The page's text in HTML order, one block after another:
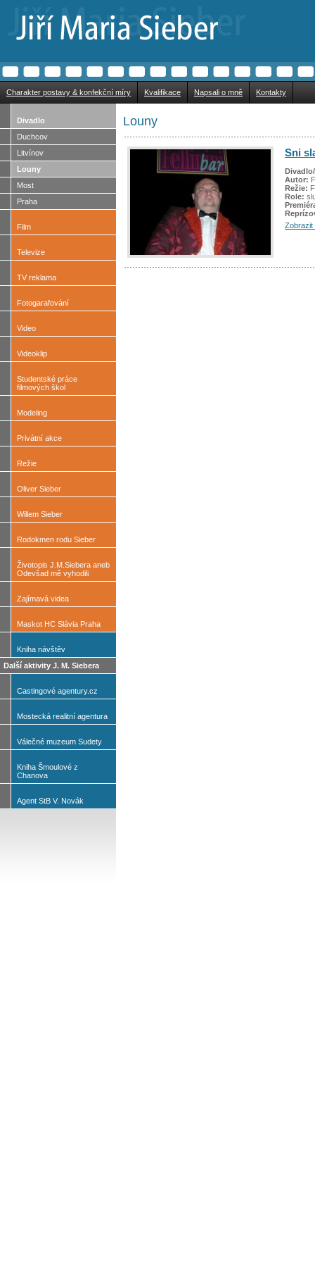
Charakter postavy & konfekční míry Kvalifikace Napsali o mně Kontakty
Divadlo
Duchcov
Litvínov
Louny
Most
Praha
Film
Televize
TV reklama
Fotogarafování
Video
Videoklip
Studentské práce
filmových škol
Modeling
Privátní akce
Režie
Oliver Sieber
Willem Sieber
Rodokmen rodu Sieber
Životopis J.M.Siebera aneb
Odevšad mě vyhodili
Zajímavá videa
Maskot HC Slávia Praha
Kniha návštěv
Další aktivity J. M. Siebera
Castingové agentury.cz
Mostecká realitní agentura
Válečné muzeum Sudety
Kniha Šmoulové z
Chanova
Agent StB V. Novák
Louny
Sni
Autor:
Režie:
Role:
Zobrazit